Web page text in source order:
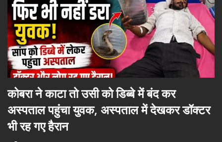
कोबरा ने काटा तो उसी को डिब्बे में बंद कर
अस्पताल पहुंचा युवक, अस्पताल में देखकर डॉक्टर
भी रह गए हैरान